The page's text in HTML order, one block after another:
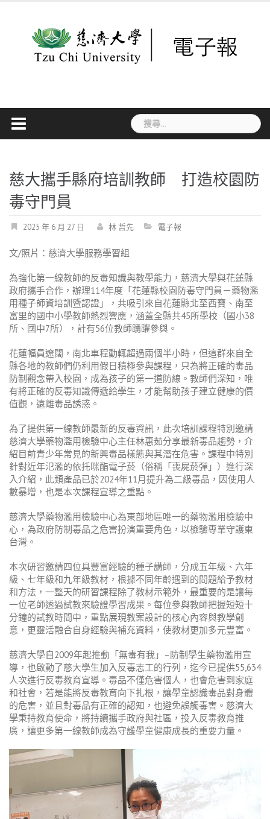
搜
尋
字:
慈大攜手縣府培訓教師 打造校園防
毒守門員
2025 年 6 月 27 日 林 哲先 電子報
文/照片：慈濟大學服務學習組
為強化第一線教師的反毒知識與教學能力，慈濟大學與花蓮縣
政府攜手合作，辦理114年度「花蓮縣校園防毒守門員－藥物濫
用種子師資培訓暨認證」，共吸引來自花蓮縣北至西寶、南至
富里的國中小學教師熱烈響應，涵蓋全縣共45所學校（國小38
所、國中7所），計有56位教師踴躍參與。
花蓮幅員遼闊，南北車程動輒超過兩個半小時，但這群來自全
縣各地的教師們仍利用假日積極參與課程，只為將正確的毒品
防制觀念帶入校園，成為孩子的第一道防線。教師們深知，唯
有將正確的反毒知識傳遞給學生，才能幫助孩子建立健康的價
值觀，遠離毒品誘惑。
為了提供第一線教師最新的反毒資訊，此次培訓課程特別邀請
慈濟大學藥物濫用檢驗中心主任林惠茹分享最新毒品趨勢，介
紹目前青少年常見的新興毒品樣態與其潛在危害。課程中特別
針對近年氾濫的依托咪酯電子菸（俗稱「喪屍菸彈」）進行深
入介紹，此類產品已於2024年11月提升為二級毒品，因使用人
數暴增，也是本次課程宣導之重點。
慈濟大學藥物濫用檢驗中心為東部地區唯一的藥物濫用檢驗中
心，為政府防制毒品之危害扮演重要角色，以檢驗專業守護東
台灣。
本次研習邀請四位具豐富經驗的種子講師，分成五年級、六年
級、七年級和九年級教材，根據不同年齡遇到的問題給予教材
和方法，一整天的研習課程除了教材示範外，最重要的是讓每
一位老師透過試教來驗證學習成果。每位參與教師把握短短十
分鐘的試教時間中，重點展現教案設計的核心內容與教學創
意，更靈活融合自身經驗與補充資料，使教材更加多元豐富。
慈濟大學自2009年起推動「無毒有我」 –防制學生藥物濫用宣
導，也啟動了慈大學生加入反毒志工的行列，迄今已提供55,634
人次進行反毒教育宣導。毒品不僅危害個人，也會危害到家庭
和社會，若是能將反毒教育向下扎根，讓學童認識毒品對身體
的危害，並且對毒品有正確的認知，也避免誤觸毒害。 慈濟大
學秉持教育使命，將持續攜手政府與社區，投入反毒教育推
廣，讓更多第一線教師成為守護學童健康成長的重要力量。